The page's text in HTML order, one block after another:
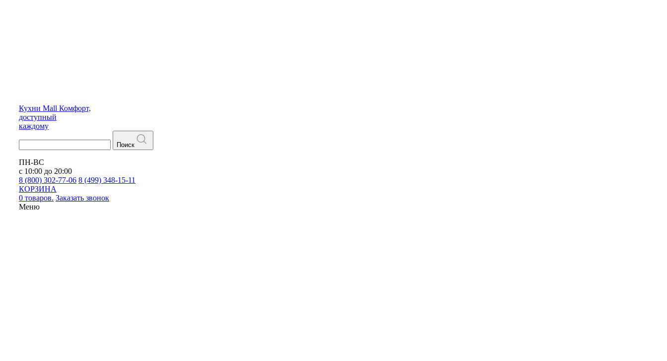
Кухни Mall Комфорт,
доступный
каждому
Поиск
ПН-ВС
с 10:00 до 20:00
8 (800) 302-77-06 8 (499) 348-15-11
КОРЗИНА
0 товаров. Заказать звонок
Меню